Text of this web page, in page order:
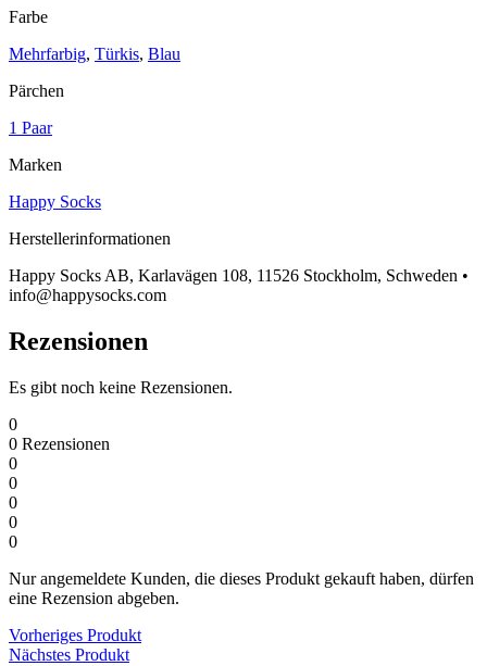
Farbe
Mehrfarbig, Türkis, Blau
Pärchen
1 Paar
Marken
Happy Socks
Herstellerinformationen
Happy Socks AB, Karlavägen 108, 11526 Stockholm, Schweden •
info@happysocks.com
Rezensionen
Es gibt noch keine Rezensionen.
0
0 Rezensionen
0
0
0
0
0
Nur angemeldete Kunden, die dieses Produkt gekauft haben, dürfen
eine Rezension abgeben.
Vorheriges Produkt
Nächstes Produkt